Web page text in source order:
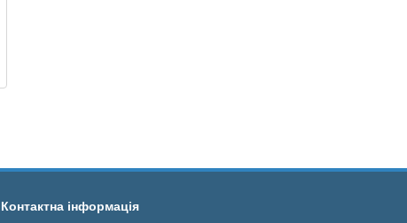
Контактна інформація